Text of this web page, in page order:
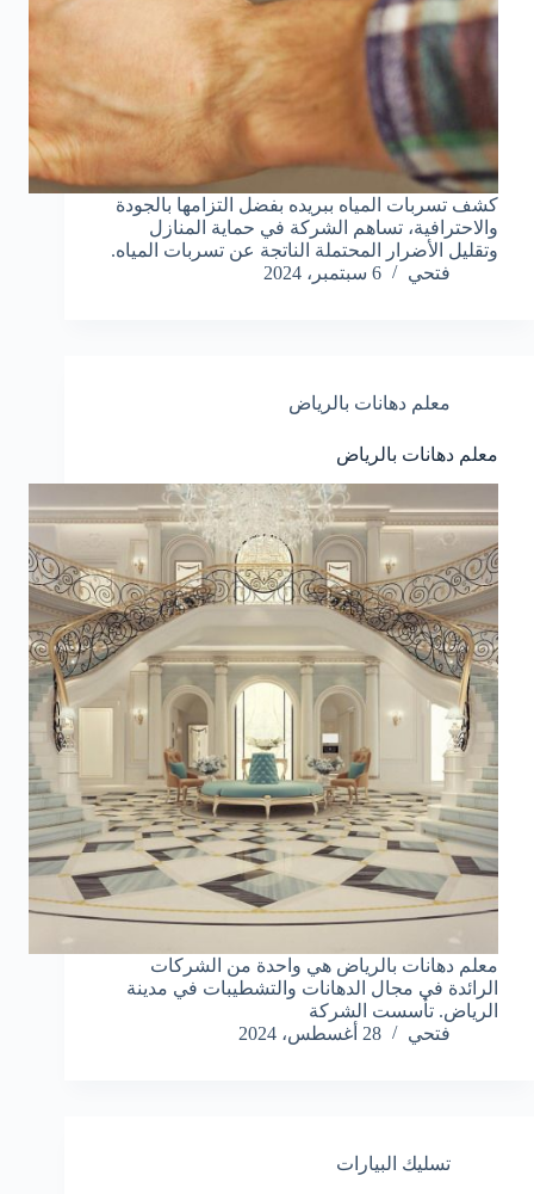
كشف تسربات المياه ببريده بفضل التزامها بالجودة
والاحترافية، تساهم الشركة في حماية المنازل
وتقليل الأضرار المحتملة الناتجة عن تسربات المياه.
فتحي
6 سبتمبر، 2024
معلم دهانات بالرياض
معلم دهانات بالرياض
معلم دهانات بالرياض هي واحدة من الشركات
الرائدة في مجال الدهانات والتشطيبات في مدينة
الرياض. تأسست الشركة
فتحي
28 أغسطس، 2024
تسليك البيارات